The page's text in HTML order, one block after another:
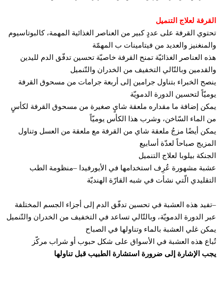
لعلاج التنميل
القرفة على عددٍ كبير من العناصر الغذائية المهمة، كالبوتاسيوم
والعديد من فيتامينات ب المهمّة
العناصر الغذائيّة تمنح القرفة خاصيّة تحسين تدفّق الدم لليدين
وبالتّالي التخفيف من الخدران والتّنميل
الخبراء بتناول جرامين إلى أربعة جرامات من مسحوق القرفة
لتحسين الدورة الدمويّة
إضافة ما مقداره ملعقة شايٍ صغيرة من مسحوق القرفة لكأسٍ
الماء السّاخن، وشرب هذا الكأس يوميّاً
أيضًا مزجُ ملعقة شاي من القرفة مع ملعقة من العسل وتناول
صباحاً لعدّة أسابيع
بيلوبا لعلاج التنميل
مشهورة عُرِف استخدامها في الأيورفيدا –منظومة الطب
الّتي نشأت في شبه القارّة الهنديّة
هذه العشبة في تحسين تدفّق الدم إلى أجزاء الجسم المختلفة
الدورة الدمويّة، وبالتّالي تساعد في التخفيف من الخدران والتّنميل
غلي العشبة بالماء وتناولها في الصباح
هذه العشبة في الأسواق على شكل حبوب أو شراب مركّز
الإشارة إلى ضرورة استشارة الطبيب قبل تناولها